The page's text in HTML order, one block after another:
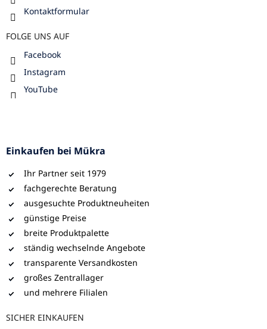
Kontaktformular
FOLGE UNS AUF
Facebook
Instagram
YouTube
Einkaufen bei Mükra
Ihr Partner seit 1979
fachgerechte Beratung
ausgesuchte Produktneuheiten
günstige Preise
breite Produktpalette
ständig wechselnde Angebote
transparente Versandkosten
großes Zentrallager
und mehrere Filialen
SICHER EINKAUFEN